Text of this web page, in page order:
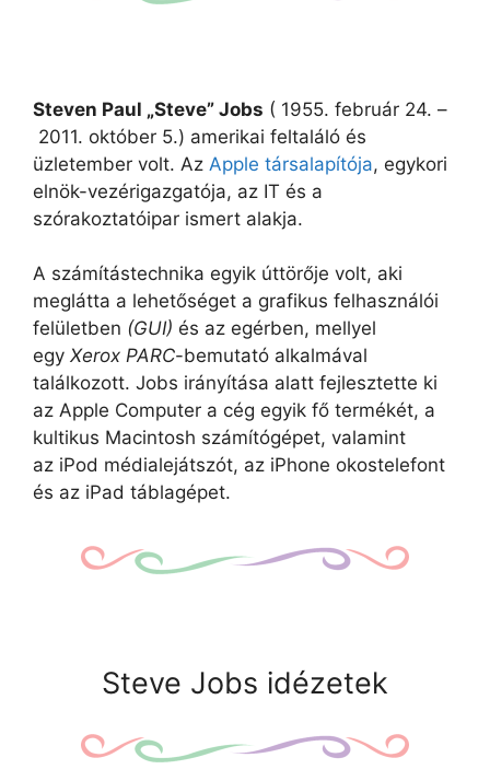
Steven Paul „Steve” Jobs ( 1955. február 24. –
2011. október 5.) amerikai feltaláló és
üzletember volt. Az Apple társalapítója, egykori
elnök-vezérigazgatója, az IT és a
szórakoztatóipar ismert alakja.
A számítástechnika egyik úttörője volt, aki
meglátta a lehetőséget a grafikus felhasználói
felületben (GUI) és az egérben, mellyel
egy Xerox PARC-bemutató alkalmával
találkozott. Jobs irányítása alatt fejlesztette ki
az Apple Computer a cég egyik fő termékét, a
kultikus Macintosh számítógépet, valamint
az iPod médialejátszót, az iPhone okostelefont
és az iPad táblagépet.
Steve Jobs idézetek